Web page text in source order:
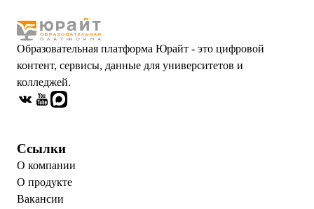
Образовательная платформа Юрайт - это цифровой
контент, сервисы, данные для университетов и
колледжей.
Ссылки
О компании
О продукте
Вакансии